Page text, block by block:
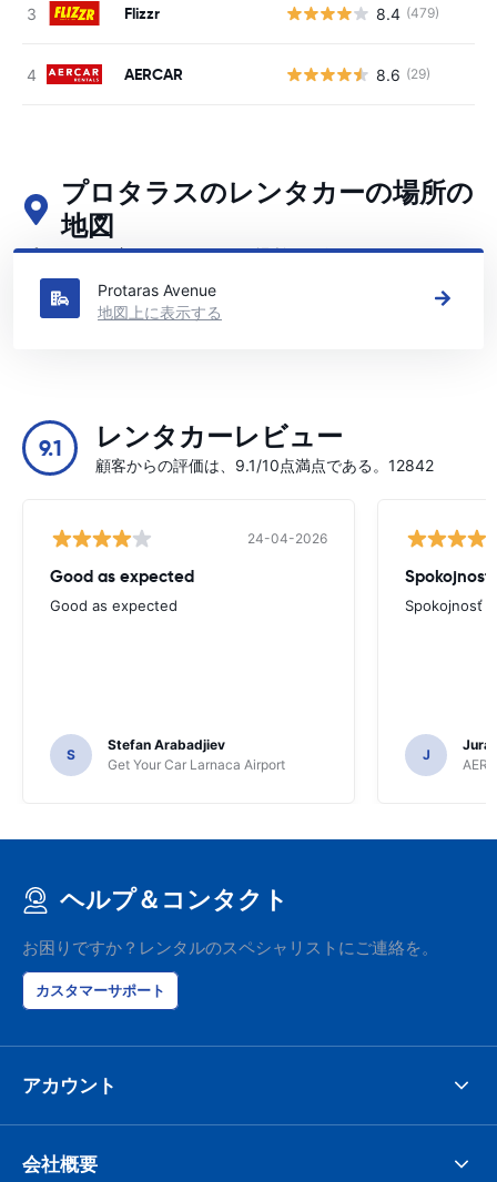
Flizzr 8.4 (479)
AERCAR 8.6 (29)
プロタラスのレンタカーの場所の
地図
プロタラスの主要なレンタカーの場所をご覧ください
Protaras Avenue
地図上に表示する
9.1 レンタカーレビュー
顧客からの評価は、9.1/10点満点である。12842
24-04-2026
Good as expected
Good as expected
S
Stefan Arabadjiev
Get Your Car Larnaca Airport
Spokojnosť
Spokojnosť
J
Juraj
ヘルプ＆コンタクト
お困りですか？レンタルのスペシャリストにご連絡を。
カスタマーサポート
アカウント
会社概要